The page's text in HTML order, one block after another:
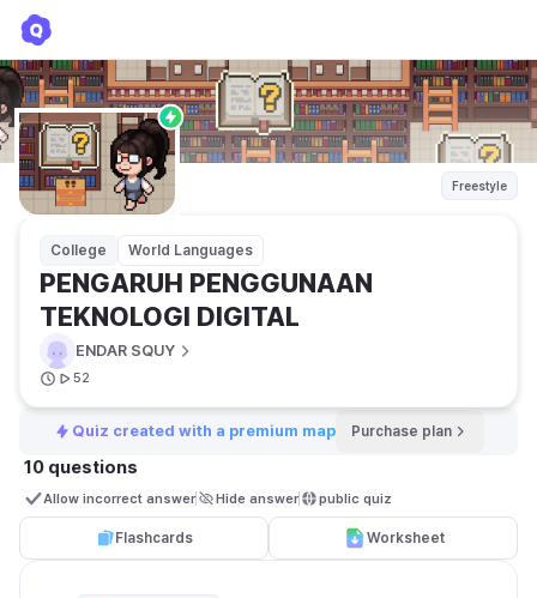
Freestyle
College World Languages
PENGARUH PENGGUNAAN
TEKNOLOGI DIGITAL
ENDAR SQUY
52
Quiz created with a premium map Purchase plan
10 questions
Allow incorrect answer Hide answer public quiz
Flashcards Worksheet